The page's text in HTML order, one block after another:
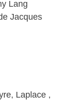
Lang
Jacques
Laplace ,